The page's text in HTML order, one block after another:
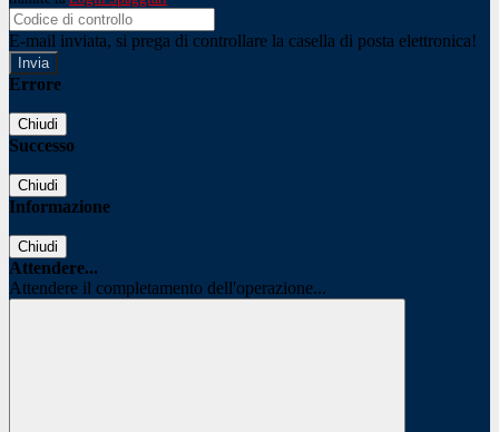
E-mail inviata, si prega di controllare la casella di posta elettronica!
Errore
Chiudi
Successo
Chiudi
Informazione
Chiudi
Attendere...
Attendere il completamento dell'operazione...